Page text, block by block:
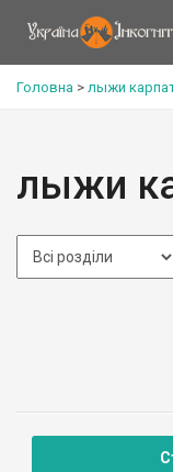
Головна > лыжи
лыжи